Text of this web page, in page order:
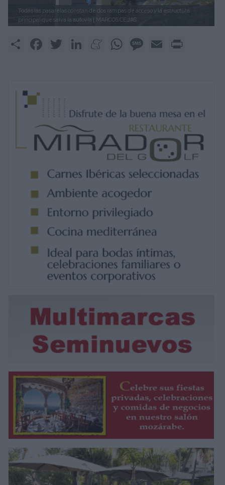
Todas las pasarelas constan de dos rampas de acceso y la estructura
principal que salva la autovía | MARCOS CEJAS
Share FacebookTwitter LinkedInMeneameWhatsAppMessage
Email